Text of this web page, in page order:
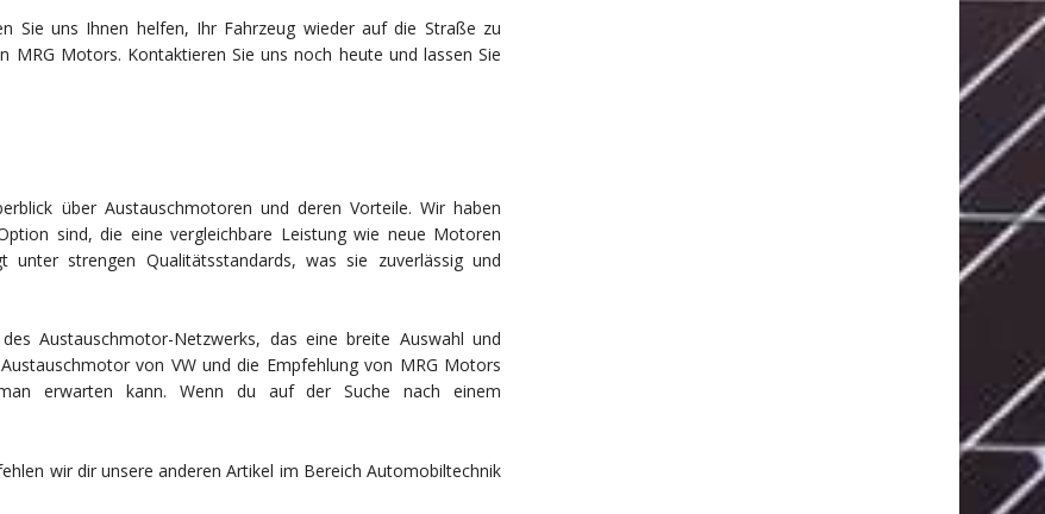
Sie uns Ihnen helfen, Ihr Fahrzeug wieder auf die Straße zu
MRG Motors. Kontaktieren Sie uns noch heute und lassen Sie
über Austauschmotoren und deren Vorteile. Wir haben
sind, die eine vergleichbare Leistung wie neue Motoren
strengen Qualitätsstandards, was sie zuverlässig und
Austauschmotor-Netzwerks, das eine breite Auswahl und
von VW und die Empfehlung von MRG Motors
erwarten kann. Wenn du auf der Suche nach einem
wir dir unsere anderen Artikel im Bereich Automobiltechnik